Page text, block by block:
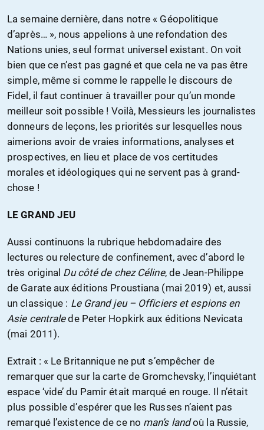
La semaine dernière, dans notre « Géopolitique
d’après… », nous appelions à une refondation des
Nations unies, seul format universel existant. On voit
bien que ce n’est pas gagné et que cela ne va pas être
simple, même si comme le rappelle le discours de
Fidel, il faut continuer à travailler pour qu’un monde
meilleur soit possible ! Voilà, Messieurs les journalistes
donneurs de leçons, les priorités sur lesquelles nous
aimerions avoir de vraies informations, analyses et
prospectives, en lieu et place de vos certitudes
morales et idéologiques qui ne servent pas à grand-
chose !
LE GRAND JEU
Aussi continuons la rubrique hebdomadaire des
lectures ou relecture de confinement, avec d’abord le
très original Du côté de chez Céline, de Jean-Philippe
de Garate aux éditions Proustiana (mai 2019) et, aussi
un classique : Le Grand jeu – Officiers et espions en
Asie centralede Peter Hopkirk aux éditions Nevicata
(mai 2011).
Extrait : « Le Britannique ne put s’empêcher de
remarquer que sur la carte de Gromchevsky, l’inquiétant
espace ‘vide’ du Pamir était marqué en rouge. Il n’était
plus possible d’espérer que les Russes n’aient pas
remarqué l’existence de ce no man’s landoù la Russie,